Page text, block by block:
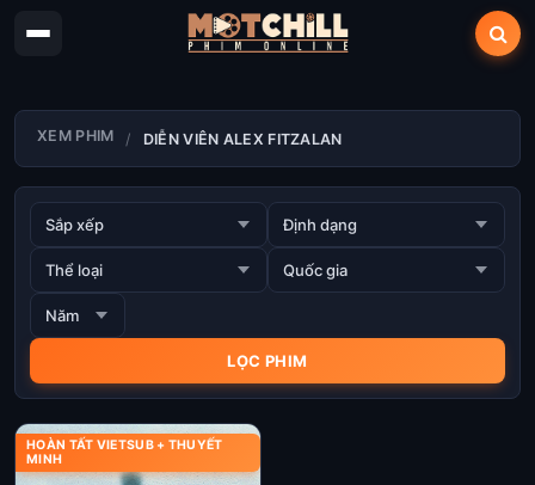
XEM PHIM DIỄN VIÊN ALEX FITZALAN
HOÀN TẤT VIETSUB + THUYẾT
MINH